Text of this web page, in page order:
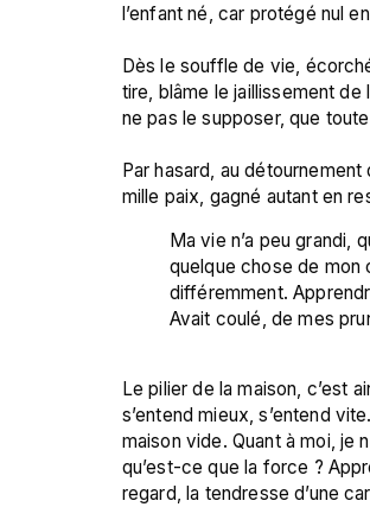
l’enfant né, car protégé nul
Dès le souffle de vie,
tire, blâme le jaillissement de
ne pas le supposer, que
Par hasard, au
Ma vie n’a peu grandi,
quelque chose de mon
différemment.
Avait coulé, de mes
Le pilier de la maison, c’est
s’entend mieux, s’entend
maison vide. Quant à moi, je
qu’est-ce que la force ?
regard, la tendresse d’une